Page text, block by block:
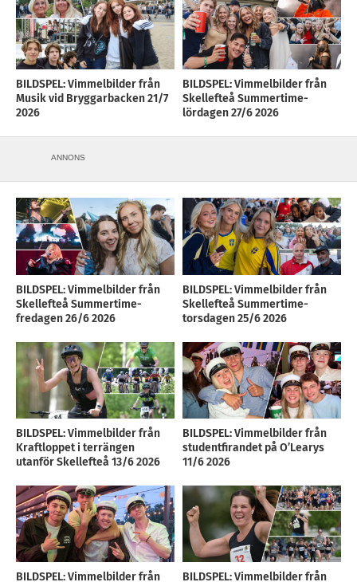
BILDSPEL: Vimmelbilder från
Musik vid Bryggarbacken 21/7
2026
BILDSPEL: Vimmelbilder från
Skellefteå Summertime-
lördagen 27/6 2026
ANNONS
BILDSPEL: Vimmelbilder från
Skellefteå Summertime-
fredagen 26/6 2026
BILDSPEL: Vimmelbilder från
Skellefteå Summertime-
torsdagen 25/6 2026
BILDSPEL: Vimmelbilder från
Kraftloppet i terrängen
utanför Skellefteå 13/6 2026
BILDSPEL: Vimmelbilder från
studentfirandet på O’Learys
11/6 2026
BILDSPEL: Vimmelbilder från BILDSPEL: Vimmelbilder från